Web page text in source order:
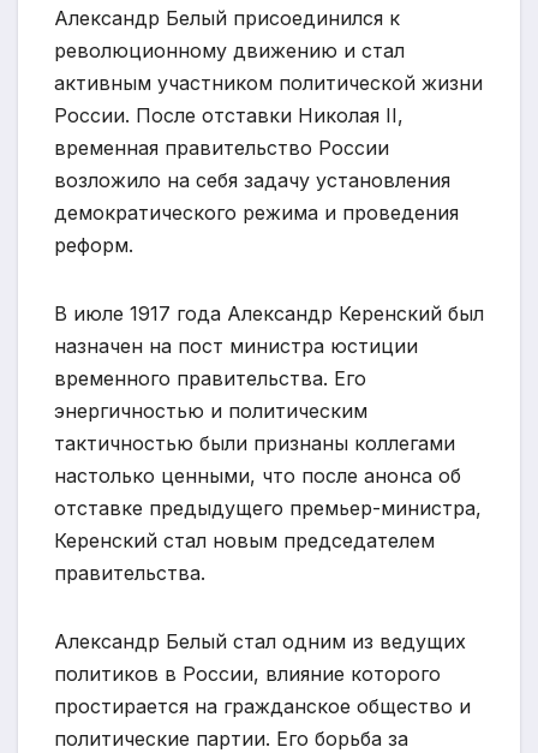
Александр Белый присоединился к
революционному движению и стал
активным участником политической жизни
России. После отставки Николая II,
временная правительство России
возложило на себя задачу установления
демократического режима и проведения
реформ.
В июле 1917 года Александр Керенский был
назначен на пост министра юстиции
временного правительства. Его
энергичностью и политическим
тактичностью были признаны коллегами
настолько ценными, что после анонса об
отставке предыдущего премьер-министра,
Керенский стал новым председателем
правительства.
Александр Белый стал одним из ведущих
политиков в России, влияние которого
простирается на гражданское общество и
политические партии. Его борьба за